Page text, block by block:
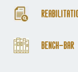
Bench-Bar